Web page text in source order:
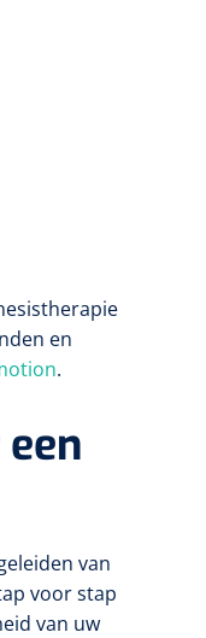
en
.
van
voor stap
van uw